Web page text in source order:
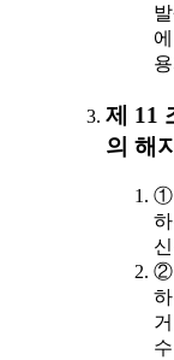
제 11
의 해
①
②